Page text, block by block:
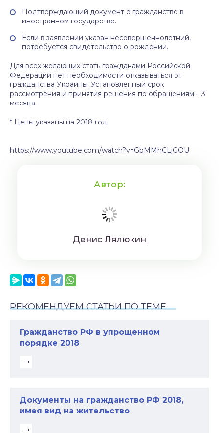
Подтверждающий документ о гражданстве в
иностранном государстве.
Если в заявлении указан несовершеннолетний,
потребуется свидетельство о рождении.
Для всех желающих стать гражданами Российской
Федерации нет необходимости отказываться от
гражданства Украины. Установленный срок
рассмотрения и принятия решения по обращениям – 3
месяца.
* Цены указаны на 2018 год.
https://www.youtube.com/watch?v=GbMMhCLjGOU
Автор:
Дeниc Лялюкин
РЕКОМЕНДУЕМ СТАТЬИ ПО ТЕМЕ
Гражданство РФ в упрощенном
порядке 2018
Документы на гражданство РФ 2018,
имея вид на жительство